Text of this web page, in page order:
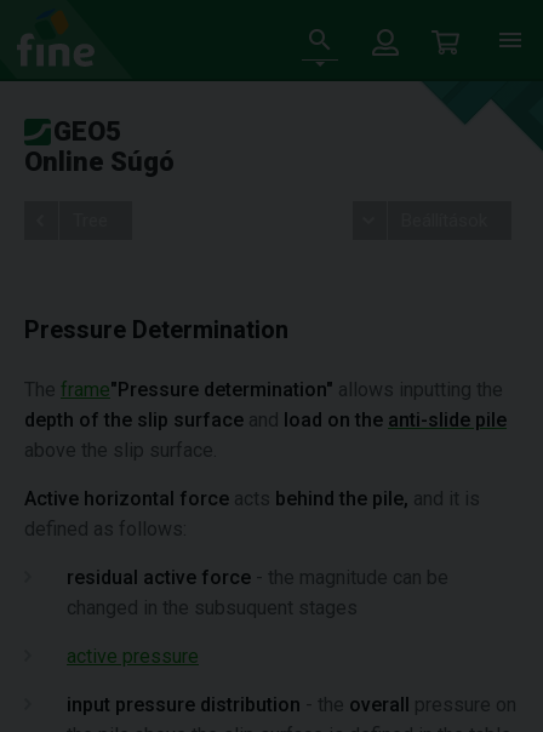
GEO5
Online Súgó
Pressure Determination
The frame"Pressure determination" allows inputting the
depth of the slip surface and load on the anti-slide pile
above the slip surface.
Active horizontal force acts behind the pile, and it is
defined as follows:
residual active force - the magnitude can be
changed in the subsuquent stages
active pressure
input pressure distribution - the overall pressure on